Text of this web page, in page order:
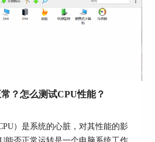
测试部分，在他的“工具”菜
强大的“测试”工具，这一系
具，主要工具功能如下图。
？怎么测试CPU性能？
）是系统的心脏，对其性能的影